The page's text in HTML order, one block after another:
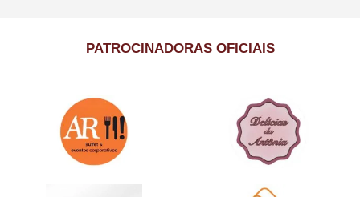
PATROCINADORAS OFICIAIS